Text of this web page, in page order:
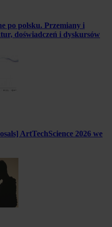
po polsku. Przemiany i
doświadczeń i dyskursów
ArtTechScience 2026 we